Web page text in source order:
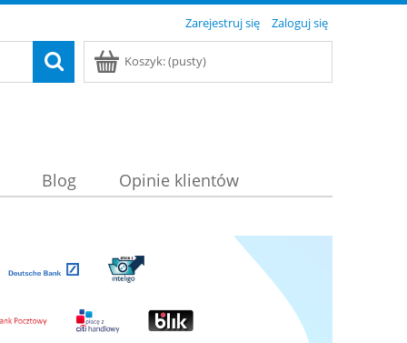
Zarejestruj się Zaloguj się
Koszyk:(pusty)
Blog Opinie klientów